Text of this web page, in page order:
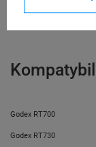
Godex RT700
Godex RT730